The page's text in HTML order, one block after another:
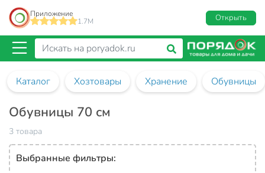
Приложение
1.7M
Открыть
Каталог Хозтовары Хранение Обувницы
Обувницы 70 см
3 товара
Выбранные фильтры: